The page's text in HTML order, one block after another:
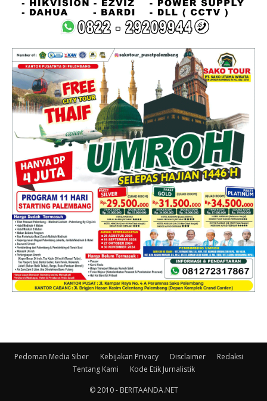
Pedoman Media Siber Kebijakan Privacy Disclaimer
Redaksi
Tentang Kami
Kode Etik Jurnalistik
© 2010 - BERITAANDA.NET